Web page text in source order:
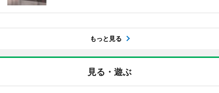
もっと見る
見る・遊ぶ